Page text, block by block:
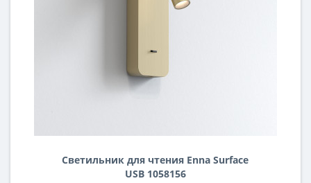
Светильник для чтения Enna Surface
USB 1058156